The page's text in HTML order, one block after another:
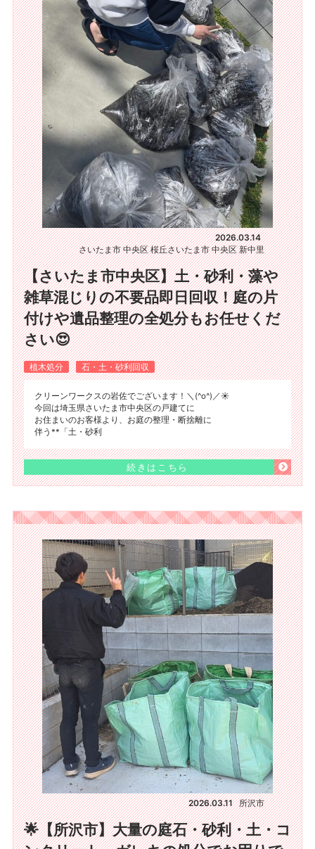
2026.03.14
さいたま市 中央区 桜丘さいたま市 中央区 新中里
【さいたま市中央区】土・砂利・藻や
雑草混じりの不要品即日回収！庭の片
付けや遺品整理の全処分もお任せくだ
さい😍
植木処分 石・土・砂利回収
クリーンワークスの岩佐でございます！＼(^o^)／☀️
今回は埼玉県さいたま市中央区の戸建てに
お住まいのお客様より、お庭の整理・断捨離に
伴う**「土・砂利
続きはこちら
2026.03.11 所沢市
🌟【所沢市】大量の庭石・砂利・土・コ